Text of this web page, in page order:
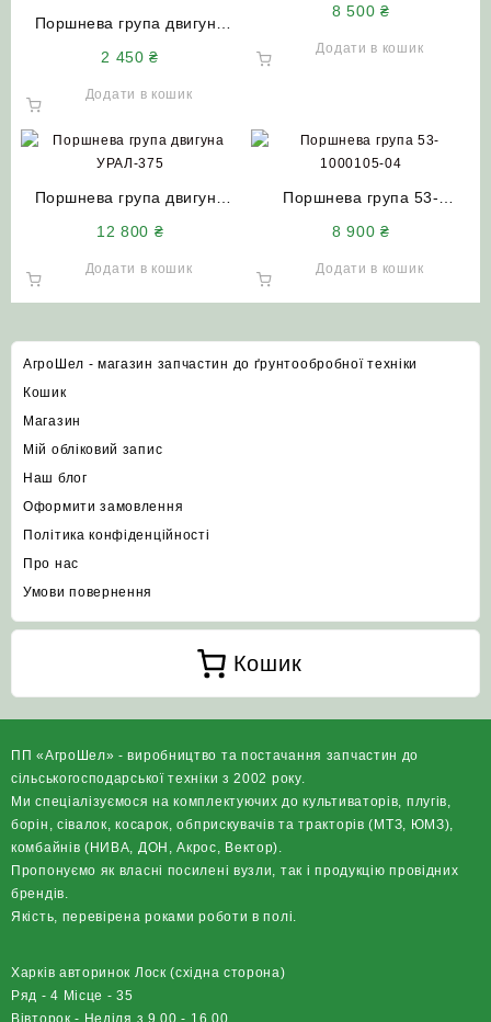
Поршнева група двигуна
трактор ДТ-75 комбайн
НИВА СК-5 (Мотордеталь –
2 450₴
Додати в кошик
(КОСТРОМА)
8 500₴
Додати в кошик
Поршнева група двигуна
Кострома (8 циліндрів)
12 800 ₴
Додати в кошик
Поршнева група 53-
Мотордеталь
8 900₴
Додати в кошик
АгроШел - магазин запчастин до ґрунтообробної техніки
Кошик
Магазин
Мій обліковий запис
Наш блог
Оформити замовлення
Політика конфіденційності
Про нас
Умови повернення
Кошик
ПП «АгроШел» - виробництво та постачання запчастин до
сільськогосподарської техніки з 2002 року.
Ми спеціалізуємося на комплектуючих до культиваторів, плугів,
борін, сівалок, косарок, обприскувачів та тракторів (МТЗ, ЮМЗ),
комбайнів (НИВА, ДОН, Акрос, Вектор).
Пропонуємо як власні посилені вузли, так і продукцію провідних
брендів.
Якість, перевірена роками роботи в полі.
Харків авторинок Лоск (східна сторона)
Ряд - 4 Місце - 35
Вівторок - Неділя з 9.00 - 16.00